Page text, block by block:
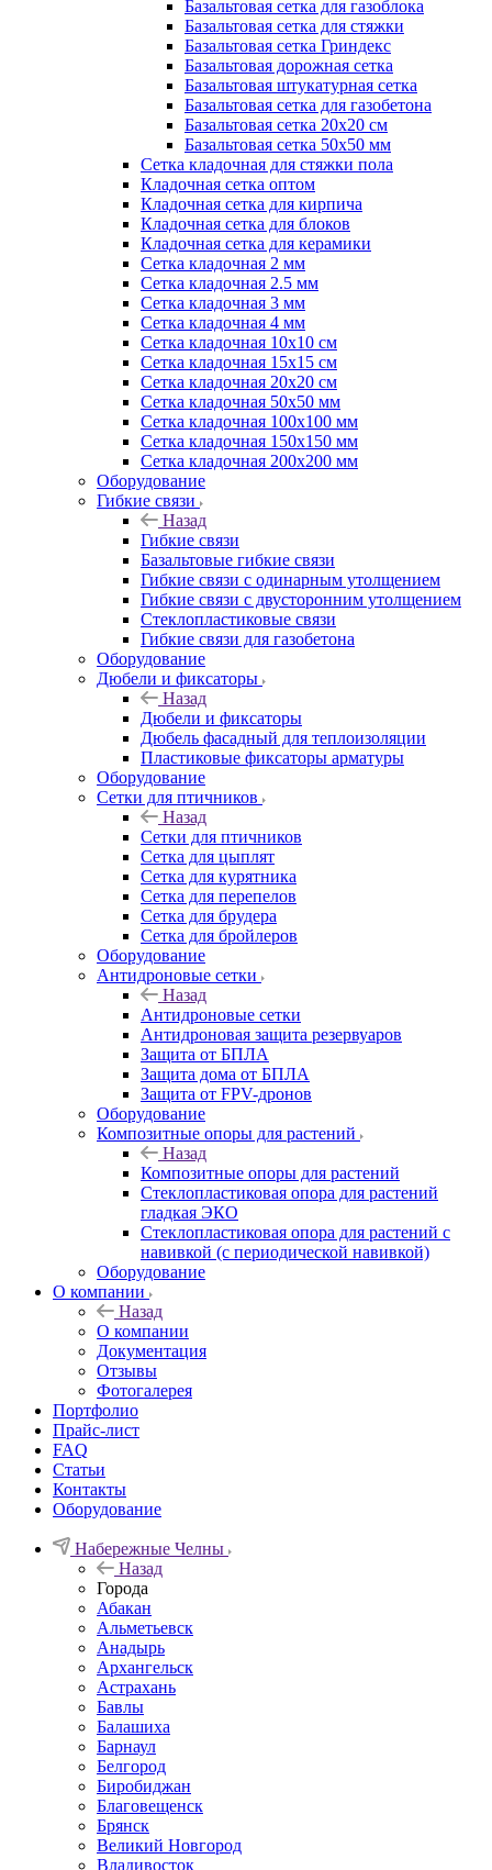
Базальтовая сетка для газоблока
Базальтовая сетка для стяжки
Базальтовая сетка Гриндекс
Базальтовая дорожная сетка
Базальтовая штукатурная сетка
Базальтовая сетка для газобетона
Базальтовая сетка 20x20 см
Базальтовая сетка 50x50 мм
Сетка кладочная для стяжки пола
Кладочная сетка оптом
Кладочная сетка для кирпича
Кладочная сетка для блоков
Кладочная сетка для керамики
Сетка кладочная 2 мм
Сетка кладочная 2.5 мм
Сетка кладочная 3 мм
Сетка кладочная 4 мм
Сетка кладочная 10x10 см
Сетка кладочная 15x15 см
Сетка кладочная 20x20 см
Сетка кладочная 50x50 мм
Сетка кладочная 100x100 мм
Сетка кладочная 150x150 мм
Сетка кладочная 200x200 мм
Оборудование
Гибкие связи
Назад
Гибкие связи
Базальтовые гибкие связи
Гибкие связи с одинарным утолщением
Гибкие связи с двусторонним утолщением
Стеклопластиковые связи
Гибкие связи для газобетона
Оборудование
Дюбели и фиксаторы
Назад
Дюбели и фиксаторы
Дюбель фасадный для теплоизоляции
Пластиковые фиксаторы арматуры
Оборудование
Сетки для птичников
Назад
Сетки для птичников
Сетка для цыплят
Сетка для курятника
Сетка для перепелов
Сетка для брудера
Сетка для бройлеров
Оборудование
Антидроновые сетки
Назад
Антидроновые сетки
Антидроновая защита резервуаров
Защита от БПЛА
Защита дома от БПЛА
Защита от FPV-дронов
Оборудование
Композитные опоры для растений
Назад
Композитные опоры для растений
Стеклопластиковая опора для растений
гладкая ЭКО
Стеклопластиковая опора для растений с
навивкой (с периодической навивкой)
Оборудование
О компании
Назад
О компании
Документация
Отзывы
Фотогалерея
Портфолио
Прайс-лист
FAQ
Статьи
Контакты
Оборудование
Набережные Челны
Назад
Города
Абакан
Альметьевск
Анадырь
Архангельск
Астрахань
Бавлы
Балашиха
Барнаул
Белгород
Биробиджан
Благовещенск
Брянск
Великий Новгород
Владивосток